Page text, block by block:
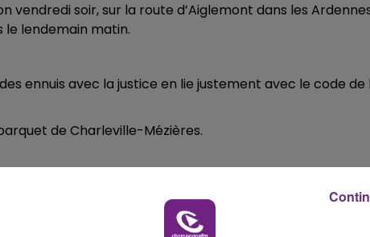
LA FAMILLE
soir, sur la route d’Aiglemont dans les
lendemain matin.
ennuis avec la justice en lie justement avec le code de
de Charleville-Mézières.